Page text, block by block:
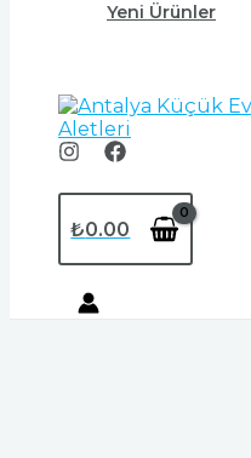
Yeni Ürünler
₺0.00